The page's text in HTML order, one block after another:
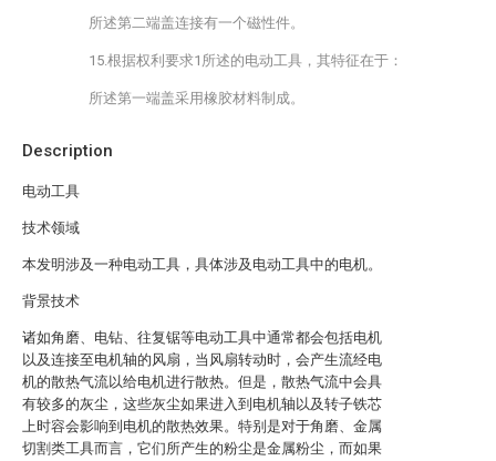
Description
电动工具
技术领域
本发明涉及一种电动工具，具体涉及电动工具中的电机。
背景技术
诸如角磨、电钻、往复锯等电动工具中通常都会包括电机
以及连接至电机轴的风扇，当风扇转动时，会产生流经电
机的散热气流以给电机进行散热。但是，散热气流中会具
有较多的灰尘，这些灰尘如果进入到电机轴以及转子铁芯
上时容会影响到电机的散热效果。特别是对于角磨、金属
切割类工具而言，它们所产生的粉尘是金属粉尘，而如果
所述第二端盖连接有一个磁性件。
15.根据权利要求1所述的电动工具，其特征在于：
所述第一端盖采用橡胶材料制成。